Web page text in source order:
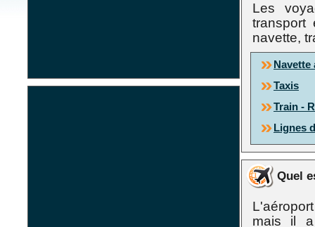
Les
transport
navette,
Navette
Taxis
Train -
Lignes
Quel
mais il a